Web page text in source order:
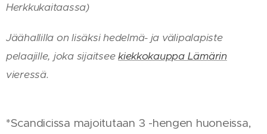
Herkkukaitaassa)
Jäähallilla on lisäksi hedelmä- ja välipalapiste
pelaajille, joka sijaitseekiekkokauppa Lämärin
vieressä.
*Scandicissa majoitutaan 3 -hengen huoneissa,